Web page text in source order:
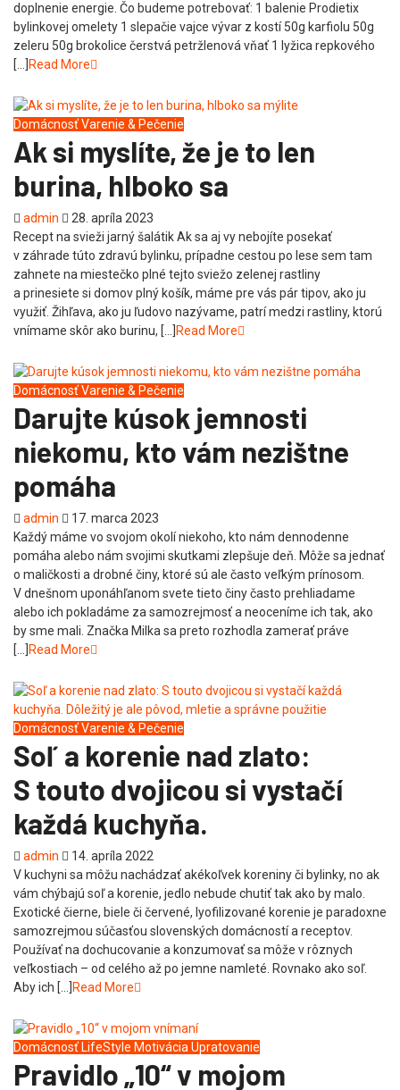
doplnenie energie. Čo budeme potrebovať: 1 balenie Prodietix
bylinkovej omelety 1 slepačie vajce vývar z kostí 50g karfiolu 50g
zeleru 50g brokolice čerstvá petržlenová vňať 1 lyžica repkového
[…]
Read More
DomácnosťVarenie & Pečenie
Ak si myslíte, že je to len
burina, hlboko sa
admin
28. apríla 2023
Recept na svieži jarný šalátik Ak sa aj vy nebojíte posekať
v záhrade túto zdravú bylinku, prípadne cestou po lese sem tam
zahnete na miestečko plné tejto sviežo zelenej rastliny
a prinesiete si domov plný košík, máme pre vás pár tipov, ako ju
využiť. Žihľava, ako ju ľudovo nazývame, patrí medzi rastliny, ktorú
vnímame skôr ako burinu, […]
Read More
DomácnosťVarenie & Pečenie
Darujte kúsok jemnosti
niekomu, kto vám nezištne
pomáha
admin
17. marca 2023
Každý máme vo svojom okolí niekoho, kto nám dennodenne
pomáha alebo nám svojimi skutkami zlepšuje deň. Môže sa jednať
o maličkosti a drobné činy, ktoré sú ale často veľkým prínosom.
V dnešnom uponáhľanom svete tieto činy často prehliadame
alebo ich pokladáme za samozrejmosť a neoceníme ich tak, ako
by sme mali. Značka Milka sa preto rozhodla zamerať práve
[…]
Read More
DomácnosťVarenie & Pečenie
Soľ a korenie nad zlato:
S touto dvojicou si vystačí
každá kuchyňa.
admin
14. apríla 2022
V kuchyni sa môžu nachádzať akékoľvek koreniny či bylinky, no ak
vám chýbajú soľ a korenie, jedlo nebude chutiť tak ako by malo.
Exotické čierne, biele či červené, lyofilizované korenie je paradoxne
samozrejmou súčasťou slovenských domácností a receptov.
Používať na dochucovanie a konzumovať sa môže v rôznych
veľkostiach – od celého až po jemne namleté. Rovnako ako soľ.
Aby ich […]
Read More
Domácnosť LifeStyle Motivácia Upratovanie
Pravidlo „10“ v mojom